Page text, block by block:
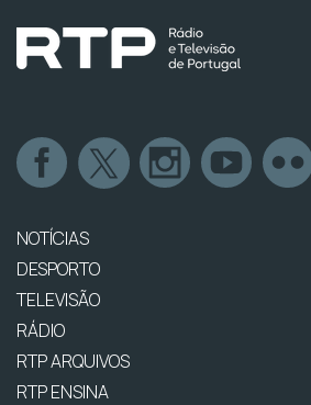
NOTÍCIAS
DESPORTO
TELEVISÃO
RÁDIO
RTP ARQUIVOS
RTP ENSINA